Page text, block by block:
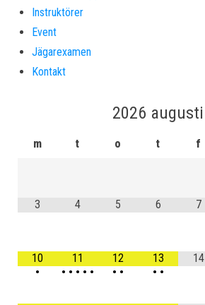
Instruktörer
Event
Jägarexamen
Kontakt
2026 augusti
m t o t f
3 4 5 6 7
10
•
11
• • • • •
12
• •
13
• •
14